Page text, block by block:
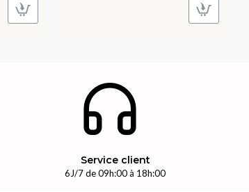
Service client
6J/7 de 09h:00 à 18h:00